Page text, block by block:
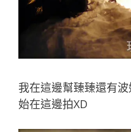
我在這邊幫臻臻還有
始在這邊拍XD